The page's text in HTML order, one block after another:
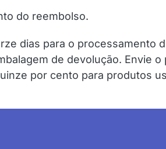
do reembolso.
dias para o processamento
de devolução. Envie
por cento para produtos